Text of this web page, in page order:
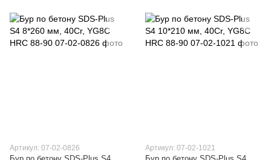
Артикул: 07-02-0826 Артикул: 07-02-1021